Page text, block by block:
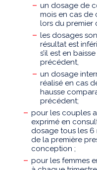
un dosage de
mois en cas
lors du premier
les dosages
résultat est
s’il est en
précédent,
un dosage
réalisé en cas
hausse
précédent;
pour les couples
exprimé en
dosage tous les 6
de la première
conception ;
pour les femmes